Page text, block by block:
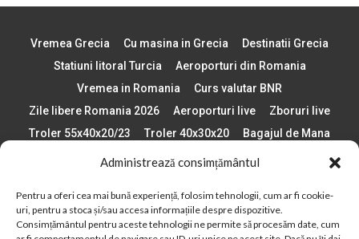
Administrează consimțământul
Pentru a oferi cea mai bună experiență, folosim tehnologii, cum ar fi cookie-
uri, pentru a stoca și/sau accesa informațiile despre dispozitive.
Consimțământul pentru aceste tehnologii ne permite să procesăm date, cum
Vremea Grecia Cu masina in Grecia
Destinatii Grecia
Statiuni litoral Turcia
Aeroporturi din Romania
Vremea in Romania
Curs valutar BNR
Zile libere Romania 2026
Aeroporturi live
Zboruri live
Troler 55x40x20/23
Troler 40x30x20
Bagajul de Mana
Paste 2026
Cele mai bune telefoane
Plaje din Europa
Concerte Romania 2025
Asigurare de calatorie
Când se schimba ora în 2026